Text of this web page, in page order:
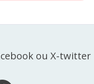
ou X-twitter